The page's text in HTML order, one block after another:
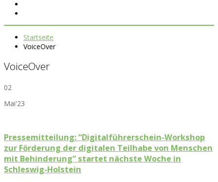
Startseite
VoiceOver
VoiceOver
02
Mai'23
Pressemitteilung: “Digitalführerschein-Workshop
zur Förderung der digitalen Teilhabe von Menschen
mit Behinderung” startet nächste Woche in
Schleswig-Holstein